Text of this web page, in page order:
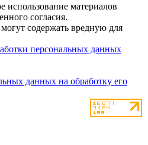
материалов
согласия.
содержать вредную для
персональных данных
данных на обработку его